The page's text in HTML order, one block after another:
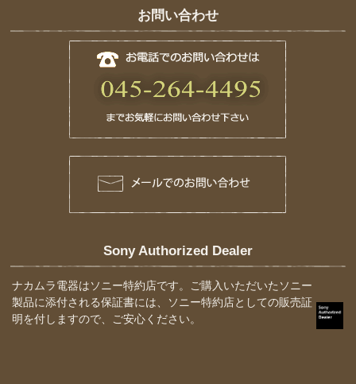
お問い合わせ
Sony Authorized Dealer
ナカムラ電器はソニー特約店です。ご購入いただいたソニー
製品に添付される保証書には、ソニー特約店としての販売証
明を付しますので、ご安心ください。